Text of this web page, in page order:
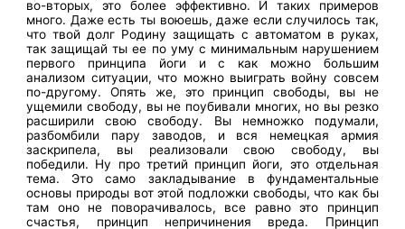
во-вторых, это более эффективно. И таких примеров
много. Даже есть ты воюешь, даже если случилось так,
что твой долг Родину защищать с автоматом в руках,
так защищай ты ее по уму с минимальным нарушением
первого принципа йоги и с как можно большим
анализом ситуации, что можно выиграть войну совсем
по-другому. Опять же, это принцип свободы, вы не
ущемили свободу, вы не поубивали многих, но вы резко
расширили свою свободу. Вы немножко подумали,
разбомбили пару заводов, и вся немецкая армия
заскрипела, вы реализовали свою свободу, вы
победили. Ну про третий принцип йоги, это отдельная
тема. Это само закладывание в фундаментальные
основы природы вот этой подложки свободы, что как бы
там оно не поворачивалось, все равно это принцип
счастья, принцип непричинения вреда. Принцип